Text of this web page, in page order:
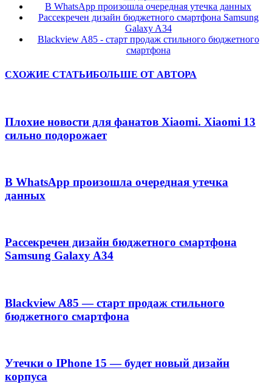
В WhatsApp произошла очередная утечка данных
Рассекречен дизайн бюджетного смартфона Samsung
Galaxy A34
Blackview A85 - старт продаж стильного бюджетного
смартфона
СХОЖИЕ СТАТЬИБОЛЬШЕ ОТ АВТОРА
Плохие новости для фанатов Xiaomi. Xiaomi 13
сильно подорожает
В WhatsApp произошла очередная утечка
данных
Рассекречен дизайн бюджетного смартфона
Samsung Galaxy A34
Blackview A85 — старт продаж стильного
бюджетного смартфона
Утечки о IPhone 15 — будет новый дизайн
корпуса